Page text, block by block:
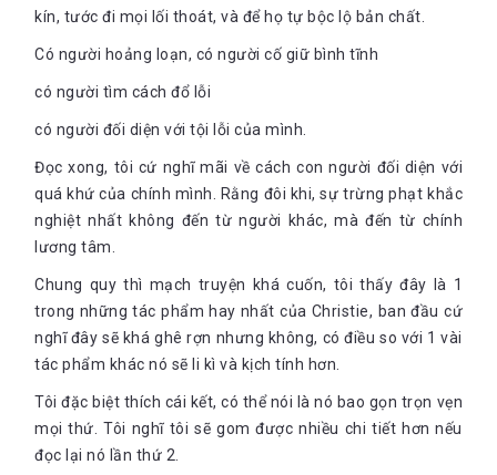
kín, tước đi mọi lối thoát, và để họ tự bộc lộ bản chất.
Có người hoảng loạn, có người cố giữ bình tĩnh
có người tìm cách đổ lỗi
có người đối diện với tội lỗi của mình.
Đọc xong, tôi cứ nghĩ mãi về cách con người đối diện với
quá khứ của chính mình. Rằng đôi khi, sự trừng phạt khắc
nghiệt nhất không đến từ người khác, mà đến từ chính
lương tâm.
Chung quy thì mạch truyện khá cuốn, tôi thấy đây là 1
trong những tác phẩm hay nhất của Christie, ban đầu cứ
nghĩ đây sẽ khá ghê rợn nhưng không, có điều so với 1 vài
tác phẩm khác nó sẽ li kì và kịch tính hơn.
Tôi đặc biệt thích cái kết, có thể nói là nó bao gọn trọn vẹn
mọi thứ. Tôi nghĩ tôi sẽ gom được nhiều chi tiết hơn nếu
đọc lại nó lần thứ 2.